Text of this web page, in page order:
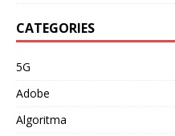
CATEGORIES
5G
Adobe
Algoritma